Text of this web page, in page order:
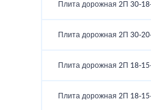
Плита дорожная 2П 30-
Плита дорожная 2П 30-
Плита дорожная 2П 18-
Плита дорожная 2П 18-